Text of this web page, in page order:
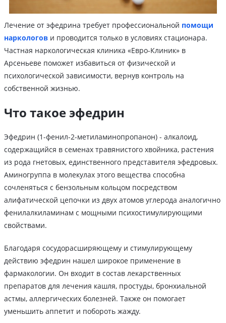
Лечение от эфедрина требует профессиональной помощи
наркологов и проводится только в условиях стационара.
Частная наркологическая клиника «Евро-Клиник» в
Арсеньеве поможет избавиться от физической и
психологической зависимости, вернув контроль на
собственной жизнью.
Что такое эфедрин
Эфедрин (1-фенил-2-метиламинопропанон) - алкалоид,
содержащийся в семенах травянистого хвойника, растения
из рода гнетовых, единственного представителя эфедровых.
Аминогруппа в молекулах этого вещества способна
сочленяться с бензольным кольцом посредством
алифатической цепочки из двух атомов углерода аналогично
фенилалкиламинам с мощными психостимулирующими
свойствами.
Благодаря сосудорасширяющему и стимулирующему
действию эфедрин нашел широкое применение в
фармакологии. Он входит в состав лекарственных
препаратов для лечения кашля, простуды, бронхиальной
астмы, аллергических болезней. Также он помогает
уменьшить аппетит и побороть жажду.